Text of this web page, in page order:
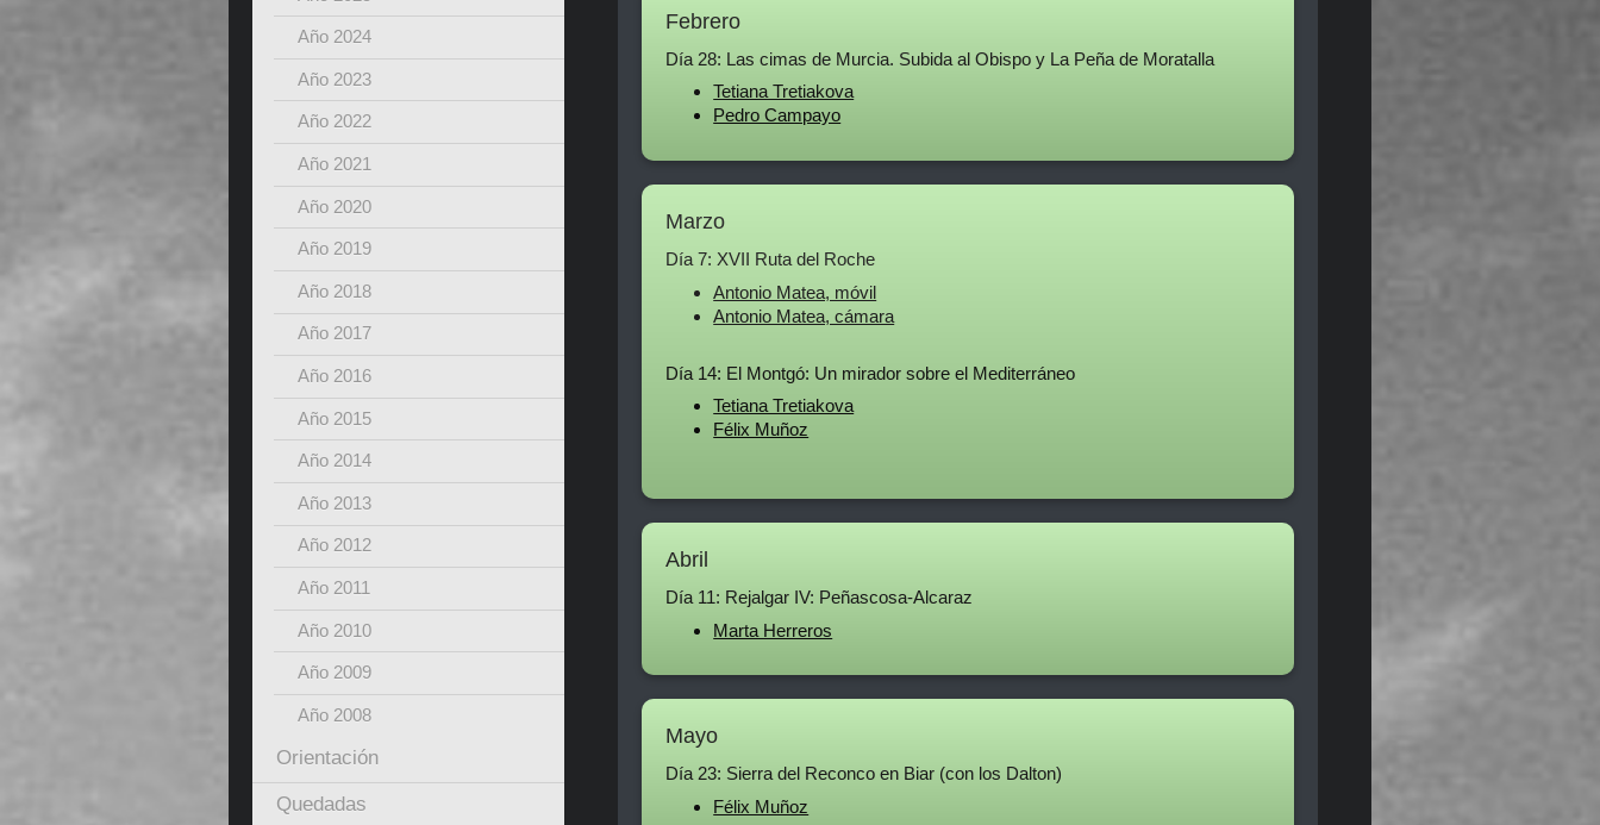
Febrero
Día 28: Las cimas de Murcia. Subida al Obispo y La Peña de Moratalla
Tetiana Tretiakova
Pedro Campayo
Marzo
Día 7: XVII Ruta del Roche
Antonio Matea, móvil
Antonio Matea, cámara
Día 14: El Montgó: Un mirador sobre el Mediterráneo
Tetiana Tretiakova
Félix Muñoz
Abril
Día 11: Rejalgar IV: Peñascosa-Alcaraz
Marta Herreros
Mayo
Día 23: Sierra del Reconco en Biar (con los Dalton)
Félix Muñoz
Año 2024
Año 2023
Año 2022
Año 2021
Año 2020
Año 2019
Año 2018
Año 2017
Año 2016
Año 2015
Año 2014
Año 2013
Año 2012
Año 2011
Año 2010
Año 2009
Año 2008
Orientación
Quedadas